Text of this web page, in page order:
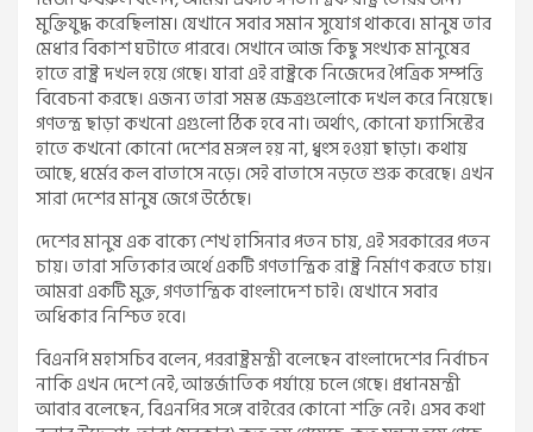
মুক্তিযুদ্ধ করেছিলাম। যেখানে সবার সমান সুযোগ থাকবে। মানুষ তার
মেধার বিকাশ ঘটাতে পারবে। সেখানে আজ কিছু সংখ্যক মানুষের
হাতে রাষ্ট্র দখল হয়ে গেছে। যারা এই রাষ্ট্রকে নিজেদের পৈত্রিক সম্পত্তি
বিবেচনা করছে। এজন্য তারা সমস্ত ক্ষেত্রগুলোকে দখল করে নিয়েছে।
গণতন্ত্র ছাড়া কখনো এগুলো ঠিক হবে না। অর্থাৎ, কোনো ফ্যাসিস্টের
হাতে কখনো কোনো দেশের মঙ্গল হয় না, ধ্বংস হওয়া ছাড়া। কথায়
আছে, ধর্মের কল বাতাসে নড়ে। সেই বাতাসে নড়তে শুরু করেছে। এখন
সারা দেশের মানুষ জেগে উঠেছে।
দেশের মানুষ এক বাক্যে শেখ হাসিনার পতন চায়, এই সরকারের পতন
চায়। তারা সত্যিকার অর্থে একটি গণতান্ত্রিক রাষ্ট্র নির্মাণ করতে চায়।
আমরা একটি মুক্ত, গণতান্ত্রিক বাংলাদেশ চাই। যেখানে সবার
অধিকার নিশ্চিত হবে।
বিএনপি মহাসচিব বলেন, পররাষ্ট্রমন্ত্রী বলেছেন বাংলাদেশের নির্বাচন
নাকি এখন দেশে নেই, আন্তর্জাতিক পর্যায়ে চলে গেছে। প্রধানমন্ত্রী
আবার বলেছেন, বিএনপির সঙ্গে বাইরের কোনো শক্তি নেই। এসব কথা